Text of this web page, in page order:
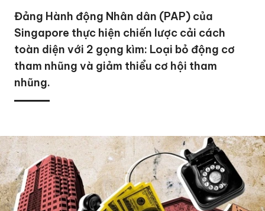
Đảng Hành động Nhân dân (PAP) của
Singapore thực hiện chiến lược cải cách
toàn diện với 2 gọng kìm: Loại bỏ động cơ
tham nhũng và giảm thiểu cơ hội tham
nhũng.